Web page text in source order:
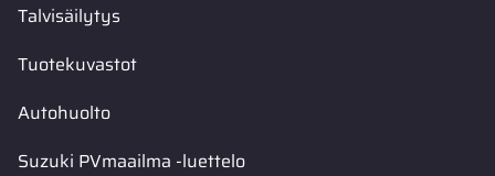
Talvisäilytys
Tuotekuvastot
Autohuolto
Suzuki PVmaailma -luettelo